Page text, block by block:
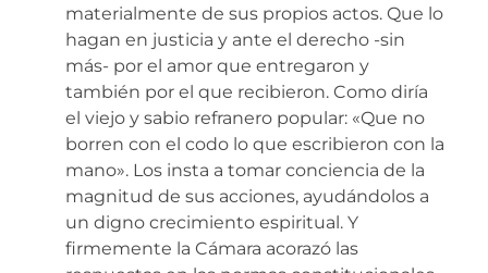
materialmente de sus propios actos. Que lo
hagan en justicia y ante el derecho -sin
más- por el amor que entregaron y
también por el que recibieron. Como diría
el viejo y sabio refranero popular: «Que no
borren con el codo lo que escribieron con la
mano». Los insta a tomar conciencia de la
magnitud de sus acciones, ayudándolos a
un digno crecimiento espiritual. Y
firmemente la Cámara acorazó las